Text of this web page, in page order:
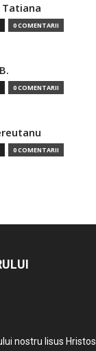
Tatiana
0 COMENTARII
0 COMENTARII
0 COMENTARII
nostru Iisus Hristos